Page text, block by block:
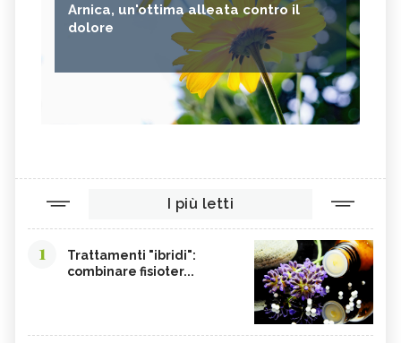
Arnica, un'ottima alleata contro il
dolore
I più letti
1
Trattamenti "ibridi":
combinare fisioter...